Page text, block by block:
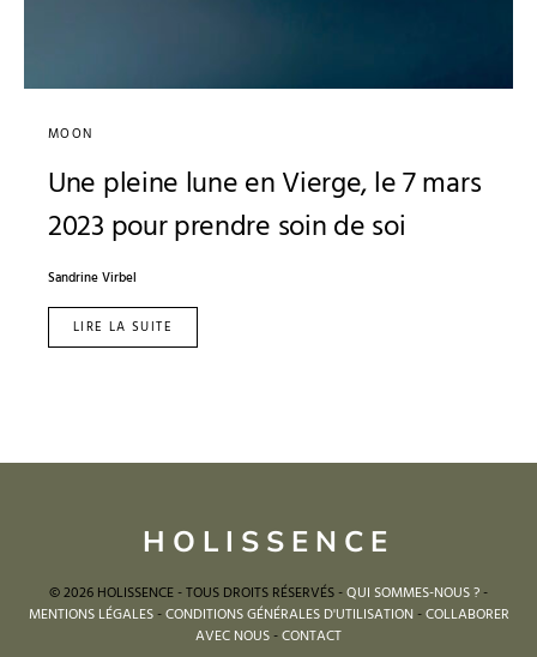
MOON
Une pleine lune en Vierge, le 7 mars
2023 pour prendre soin de soi
Sandrine Virbel
LIRE LA SUITE
HOLISSENCE
© 2026 HOLISSENCE - TOUS DROITS RÉSERVÉS -QUI SOMMES-NOUS ?-
MENTIONS LÉGALES-CONDITIONS GÉNÉRALES D'UTILISATION-COLLABORER
AVEC NOUS-CONTACT